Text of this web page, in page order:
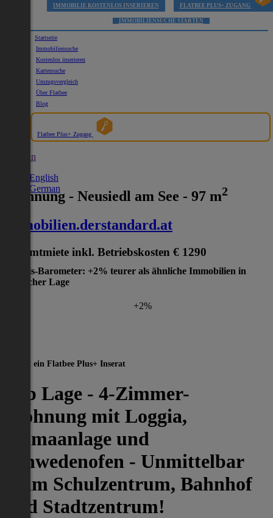
IMMOBILIE KOSTENLOS INSERIEREN FLATBEE PLUS+ ZUGANG
IMMOBILIENSUCHE STARTEN
Startseite
Immobiliensuche
Kostenlos inserieren
Kartensuche
Umzugsvergleich
Über Flatbee
Blog
Flatbee Plus+ Zugang
German
English
German
Wohnung - Neusiedl am See - 97 m2
immobilien.derstandard.at
Gesamtmiete inkl. Betriebskosten € 1290
Preis-Barometer: +2% teurer als ähnliche Immobilien in
gleicher Lage
+2%
Dies ist ein Flatbee Plus+ Inserat
Top Lage - 4-Zimmer-
Wohnung mit Loggia,
Klimaanlage und
Schwedenofen - Unmittelbar
Beim Schulzentrum, Bahnhof
und Stadtzentrum!